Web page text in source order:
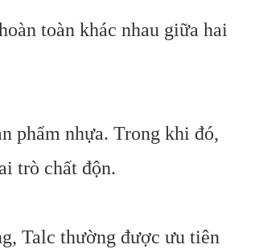
toàn khác nhau giữa hai
phẩm nhựa. Trong khi đó,
trò chất độn.
Talc thường được ưu tiên